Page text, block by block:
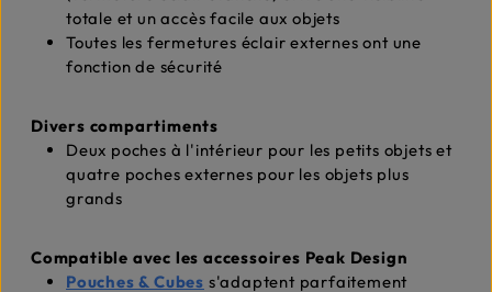
totale et un accès facile aux objets
Toutes les fermetures éclair externes ont une
fonction de sécurité
Divers compartiments
Deux poches à l'intérieur pour les petits objets et
quatre poches externes pour les objets plus
grands
Compatible avec les accessoires Peak Design
Pouches & Cubes s'adaptent parfaitement